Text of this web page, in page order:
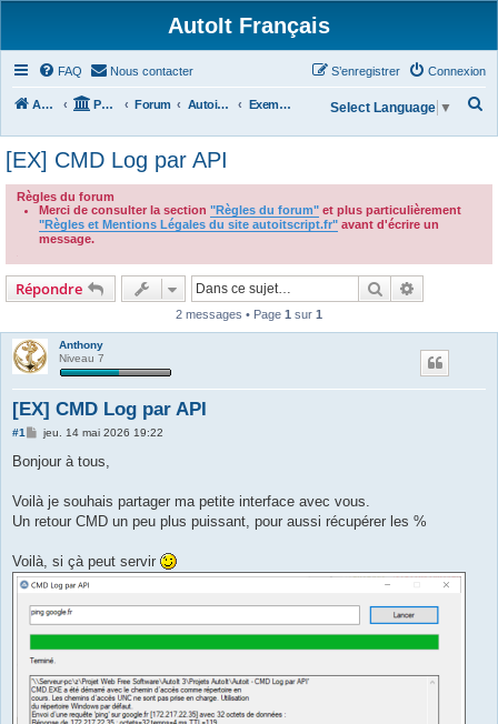
AutoIt Français
FAQ Nous contacter Connexion
S’enregistrer
Accueil Portail Forum Autoit v3 Exemples de Scripts
h
c
Select Language ▼
[EX] CMD Log par API
Règles du forum
Merci de consulter la section "Règles du forum" et plus particulièrement
"Règles et Mentions Légales du site autoitscript.fr" avant d'écrire un
message.
Répondre Rechercher
2 messages • Page 1 sur 1
Anthony
Niveau 7
[EX] CMD Log par API
#1
M
s
s
g
jeu. 14 mai 2026 19:22
Bonjour à tous,
Voilà je souhais partager ma petite interface avec vous.
Un retour CMD un peu plus puissant, pour aussi récupérer les %
Voilà, si çà peut servir